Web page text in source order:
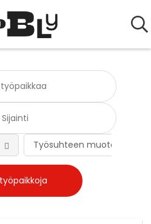
Työsuhteen muoto